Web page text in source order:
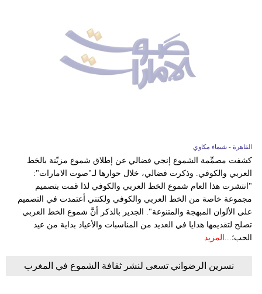
القاهرة - شيماء مكاوي
كشفت مصمِّمة الشموع إنجي فضالي عن إطلاق شموع مزيّنة بالخط
العربي والكوفي. وذكرت فضالي، خلال حوارها لـ"صوت الامارات":
"انتشرت هذا العام شموع الخط العربي والكوفي لذا قمت بتصميم
مجموعة خاصة من الخط العربي والكوفي ولكنني أعتمدت في التصميم
على الألوان المبهجة والمتنوعة". الجدير بالذكر أنَّ شموع الخط العربي
تصلح لتقديمها هدايا في العديد من المناسبات والأعياد بداية من عيد
الحب؛... المزيد
نسرين الرضواني تسعى لنشر ثقافة الشموع في المغرب